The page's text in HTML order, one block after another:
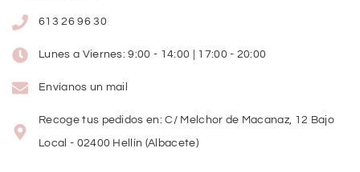
613 26 96 30
Lunes a Viernes: 9:00 - 14:00 | 17:00 - 20:00
Envíanos un mail
Recoge tus pedidos en: C/ Melchor de Macanaz, 12 Bajo
Local - 02400 Hellín (Albacete)